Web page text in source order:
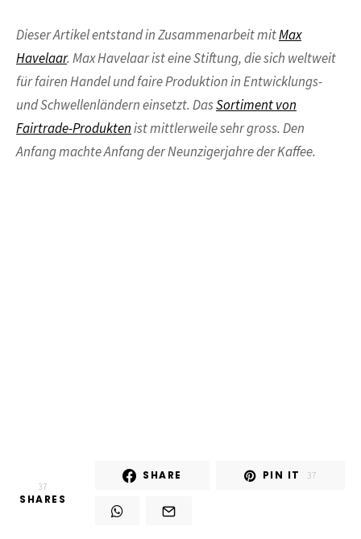
Dieser Artikel entstand in Zusammenarbeit mitMax
Havelaar. Max Havelaar ist eine Stiftung, die sich weltweit
für fairen Handel und faire Produktion in Entwicklungs-
und Schwellenländern einsetzt. DasSortiment von
Fairtrade-Produktenist mittlerweile sehr gross. Den
Anfang machte Anfang der Neunzigerjahre der Kaffee.
37
SHARES
SHARE PIN IT 37